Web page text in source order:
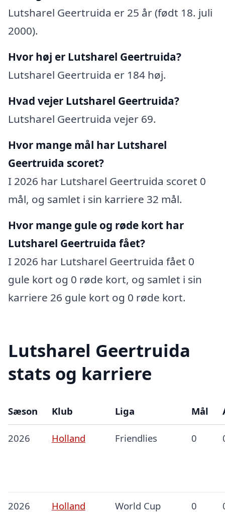
Lutsharel Geertruida er 25 år (født 18. juli
2000).
Hvor høj er Lutsharel Geertruida?
Lutsharel Geertruida er 184 høj.
Hvad vejer Lutsharel Geertruida?
Lutsharel Geertruida vejer 69.
Hvor mange mål har Lutsharel
Geertruida scoret?
I 2026 har Lutsharel Geertruida scoret 0
mål, og samlet i sin karriere 32 mål.
Hvor mange gule og røde kort har
Lutsharel Geertruida fået?
I 2026 har Lutsharel Geertruida fået 0
gule kort og 0 røde kort, og samlet i sin
karriere 26 gule kort og 0 røde kort.
Lutsharel Geertruida
stats og karriere
Sæson Klub Liga Mål
2026 Holland Friendlies 0
2026 Holland World Cup 0